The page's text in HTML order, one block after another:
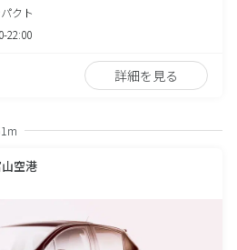
クト
22:00
詳細を見る
空港